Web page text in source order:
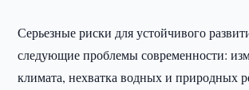
Серьезные риски для устойчивого
следующие проблемы современности:
климата, нехватка водных и природных